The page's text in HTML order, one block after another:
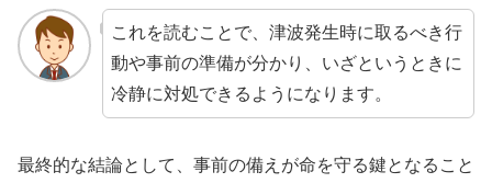
これを読むことで、津波発生時に取るべき行
動や事前の準備が分かり、いざというときに
冷静に対処できるようになります。
最終的な結論として、事前の備えが命を守る鍵となること